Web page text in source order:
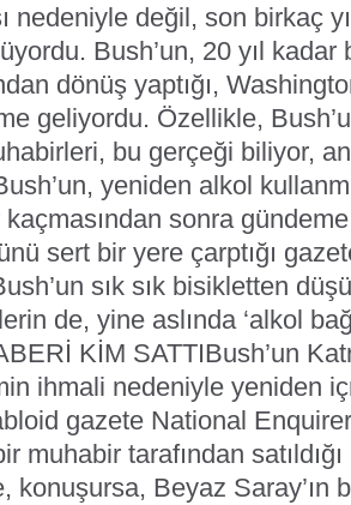
nedeniyle değil, son birkaç
Bush’un, 20 yıl
dönüş yaptığı,
geliyordu. Özellikle,
bu gerçeği biliyor,
yeniden alkol
kaçmasından sonra
sert bir yere çarptığı
sık sık bisikletten
de, yine aslında ‘alkol
KİM SATTIBush’un
ihmali nedeniyle yeniden
gazete National
muhabir tarafından
konuşursa, Beyaz Saray’ın